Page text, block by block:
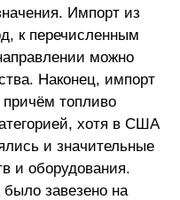
Импорт из
к перечисленным
можно
Наконец, импорт
топливо
хотя в США
и значительные
и оборудования.
завезено на